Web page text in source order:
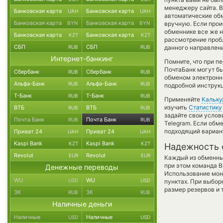
менеджеру сайта.
автоматические
вручную. Если
обменнике все же
рассмотрение
данного
Помните, что при
ПочтаБанк могут
обменом
подробной
Применяйте
изучить Статистику
задайте свои
Telegram. Если
подходящий
Надежность
Каждый из
при этом команда
Использование
пунктах. При
размер резервов и
Банковская карта UAH Банковская карта UAH
Банковская карта BYN Банковская карта BYN
Банковская карта KZT Банковская карта KZT
СБП RUB СБП RUB
Интернет-банкинг
Сбербанк RUB Сбербанк RUB
Альфа-Банк RUB Альфа-Банк RUB
Т-Банк RUB Т-Банк RUB
ВТБ RUB ВТБ RUB
Почта Банк RUB Почта Банк RUB
Приват 24 UAH Приват 24 UAH
Kaspi Bank KZT Kaspi Bank KZT
Revolut EUR Revolut EUR
Денежные переводы
WU USD WU USD
ЗК RUB ЗК RUB
Наличные деньги
Наличные USD Наличные USD